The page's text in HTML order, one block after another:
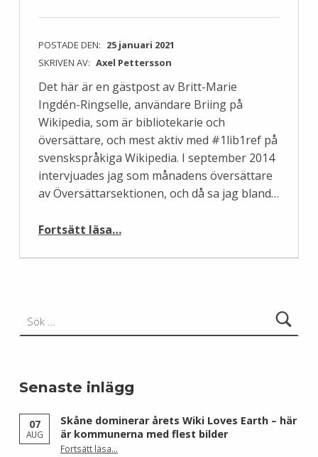
POSTADE DEN: 25 januari 2021
SKRIVEN AV: Axel Pettersson
Det här är en gästpost av Britt-Marie
Ingdén-Ringselle, användare Briing på
Wikipedia, som är bibliotekarie och
översättare, och mest aktiv med #1lib1ref på
svenskspråkiga Wikipedia. I september 2014
intervjuades jag som månadens översättare
av Översättarsektionen, och då sa jag bland…
Fortsätt läsa“Bibliotekarier – var med och bidra till #1lib1ref”
…
Senaste inlägg
07
AUG
Skåne dominerar årets Wiki Loves Earth – här
är kommunerna med flest bilder
Fortsätt läsa“Skåne dominerar årets Wiki Loves Earth – här är kommunerna med flest bilder”
…